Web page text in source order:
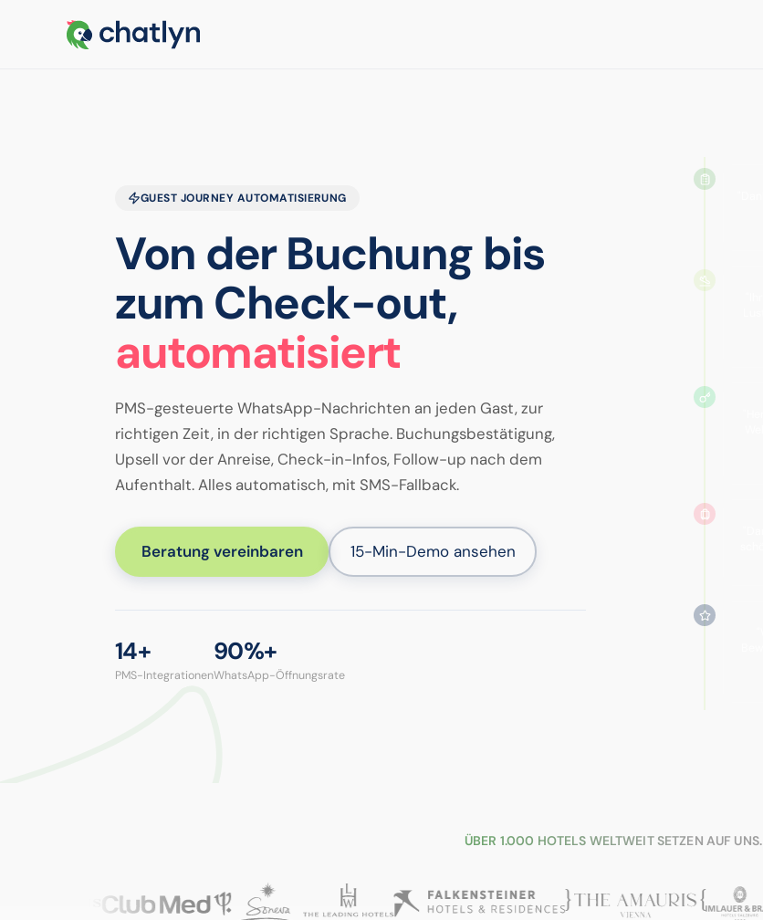
GUEST JOURNEY AUTOMATISIERUNG
Von der Buchung bis
zum Check-out,
automatisiert
PMS-gesteuerte WhatsApp-Nachrichten an jeden Gast, zur
richtigen Zeit, in der richtigen Sprache. Buchungsbestätigung,
Upsell vor der Anreise, Check-in-Infos, Follow-up nach dem
Aufenthalt. Alles automatisch, mit SMS-Fallback.
Beratung vereinbaren 15-Min-Demo ansehen
14+
PMS-Integrationen
90%+
WhatsApp-Öffnungsrate
ÜBER 1.000 HOTELS WELTWEIT SETZEN AUF UNS.